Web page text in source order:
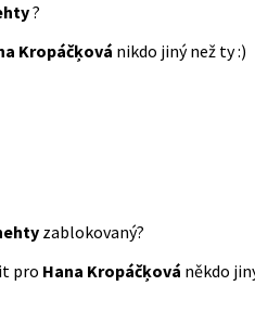
?
Kropáčķová nikdo jiný než ty :)
zablokovaný?
pro Hana Kropáčķová někdo